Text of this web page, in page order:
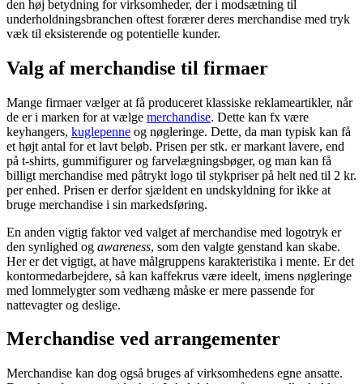
den høj betydning for virksomheder, der i modsætning til
underholdningsbranchen oftest forærer deres merchandise med tryk
væk til eksisterende og potentielle kunder.
Valg af merchandise til firmaer
Mange firmaer vælger at få produceret klassiske reklameartikler, når
de er i marken for at vælge merchandise. Dette kan fx være
keyhangers, kuglepenne og nøgleringe. Dette, da man typisk kan få
et højt antal for et lavt beløb. Prisen per stk. er markant lavere, end
på t-shirts, gummifigurer og farvelægningsbøger, og man kan få
billigt merchandise med påtrykt logo til stykpriser på helt ned til 2 kr.
per enhed. Prisen er derfor sjældent en undskyldning for ikke at
bruge merchandise i sin markedsføring.
En anden vigtig faktor ved valget af merchandise med logotryk er
den synlighed og awareness, som den valgte genstand kan skabe.
Her er det vigtigt, at have målgruppens karakteristika i mente. Er det
kontormedarbejdere, så kan kaffekrus være ideelt, imens nøgleringe
med lommelygter som vedhæng måske er mere passende for
nattevagter og deslige.
Merchandise ved arrangementer
Merchandise kan dog også bruges af virksomhedens egne ansatte.